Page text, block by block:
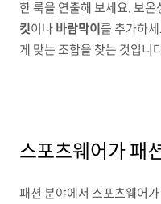
한 룩을 연출해 보세요. 보
킷이나바람막이를 추가하
게 맞는 조합을 찾는 것입니
스포츠웨어가 패
패션 분야에서 스포츠웨어